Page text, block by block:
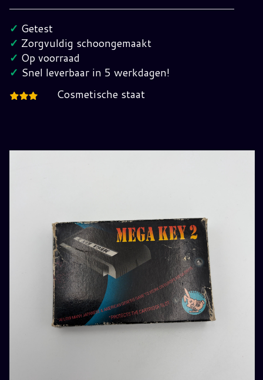
Key
2
Sega
Mega
Drive
✓ Getest
✓ Zorgvuldig schoongemaakt
✓ Op voorraad
✓ Snel leverbaar in 5 werkdagen!
Cosmetische staat